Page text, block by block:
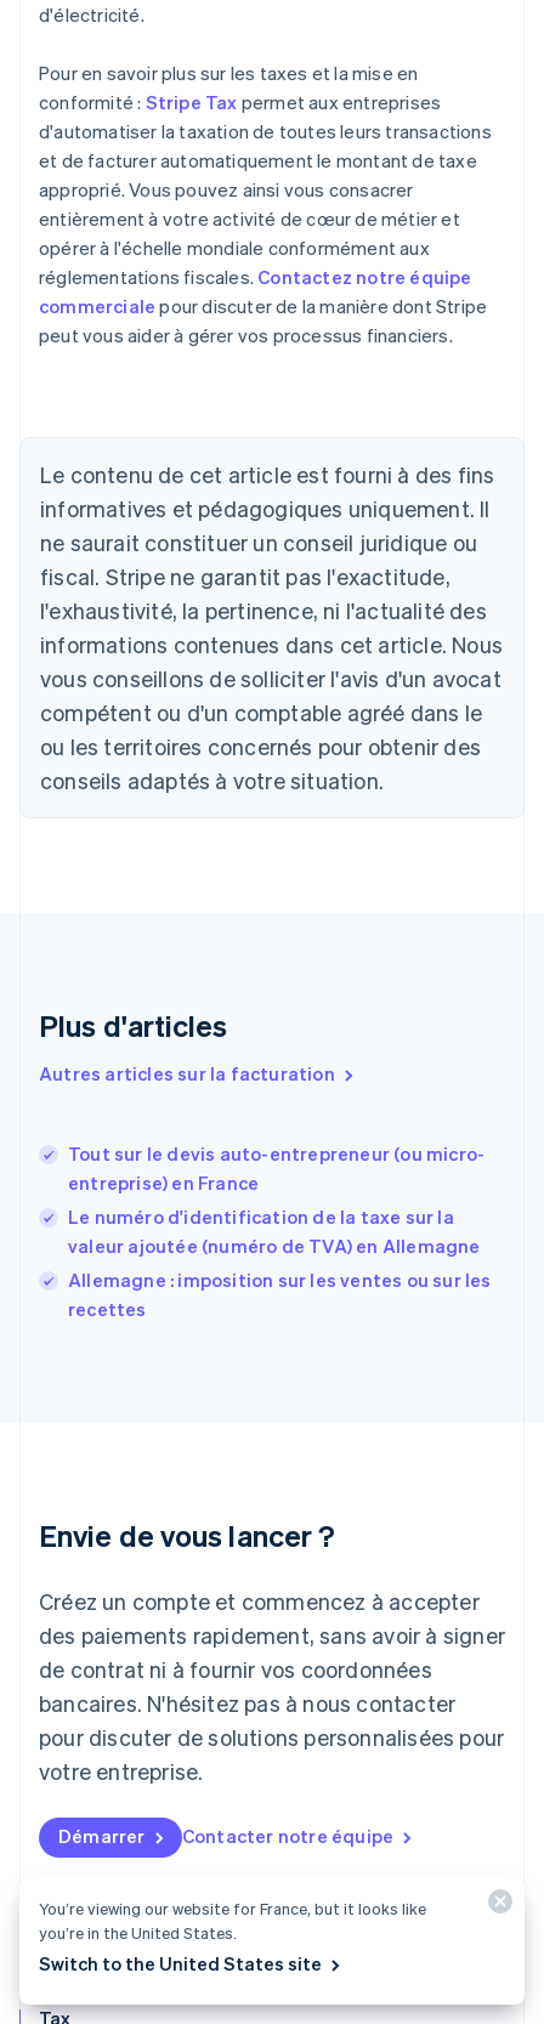
d'électricité.
Pour en savoir plus sur les taxes et la mise en
conformité : Stripe Tax permet aux entreprises
d'automatiser la taxation de toutes leurs transactions
et de facturer automatiquement le montant de taxe
approprié. Vous pouvez ainsi vous consacrer
entièrement à votre activité de cœur de métier et
opérer à l'échelle mondiale conformément aux
réglementations fiscales. Contactez notre équipe
commerciale pour discuter de la manière dont Stripe
peut vous aider à gérer vos processus financiers.
Le contenu de cet article est fourni à des fins
informatives et pédagogiques uniquement. Il
ne saurait constituer un conseil juridique ou
fiscal. Stripe ne garantit pas l'exactitude,
l'exhaustivité, la pertinence, ni l'actualité des
informations contenues dans cet article. Nous
vous conseillons de solliciter l'avis d'un avocat
compétent ou d'un comptable agréé dans le
ou les territoires concernés pour obtenir des
conseils adaptés à votre situation.
Plus d'articles
Autres articles sur la facturation
Tout sur le devis auto-entrepreneur (ou micro-
entreprise) en France
Le numéro d'identification de la taxe sur la
valeur ajoutée (numéro de TVA) en Allemagne
Allemagne : imposition sur les ventes ou sur les
recettes
Envie de vous lancer ?
Créez un compte et commencez à accepter
des paiements rapidement, sans avoir à signer
de contrat ni à fournir vos coordonnées
bancaires. N'hésitez pas à nous contacter
pour discuter de solutions personnalisées pour
votre entreprise.
Démarrer Contacter notre équipe
Tax
Allemagne
Deutsch
Australie
English
Autriche
Belgique
NederlandsFrançaisDeutschEnglish
Brésil
PortuguêsEnglish
Bulgarie
English
English Français
Chine continentale
English
Espagne
États-Unis
EnglishEspañol简体中文
Finlande
English Svenska
FrançaisEnglish
Gibraltar
English
Italie
Japon
日本語
Lettonie
English
Liechtenstein
DeutschEnglish
English
FrançaisDeutschEnglish
Malaisie
Malte
English
Mexique
Español English
Norvège
You’re viewing our website for France, but it looks like
you’re in the United States.
Switch to the United States site